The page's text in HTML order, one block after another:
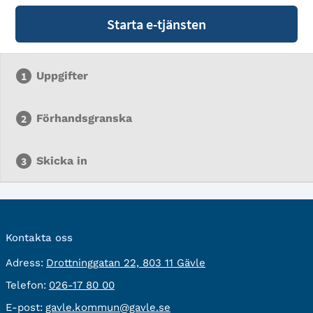
Starta e-tjänsten
Uppgifter
Förhandsgranska
Skicka in
Kontakta oss
Adress: besöksadress:
Drottninggatan 22, 803 11 Gävle
Telefon: Telefon:
026-17 80 00
E-post: E-
gavle.kommun@gavle.se